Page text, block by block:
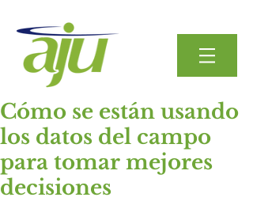
Cómo se están usando
los datos del campo
para tomar mejores
decisiones